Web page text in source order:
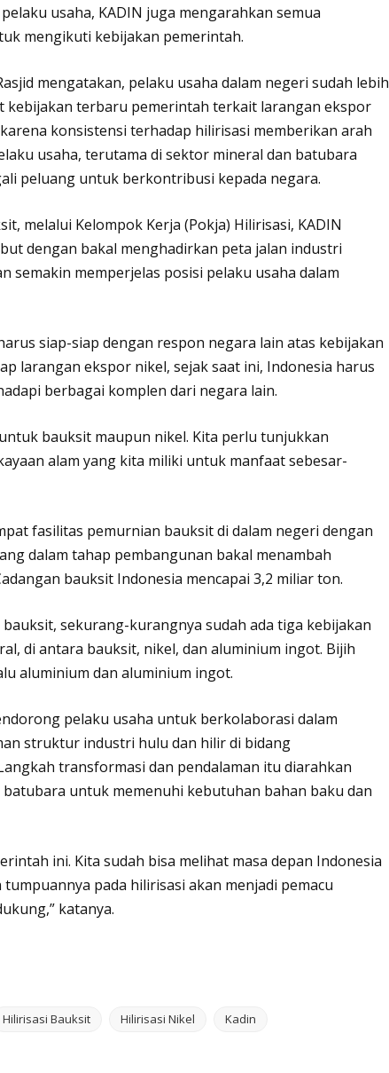
usaha, KADIN juga mengarahkan semua
mengikuti kebijakan pemerintah.
mengatakan, pelaku usaha dalam negeri sudah lebih
kebijakan terbaru pemerintah terkait larangan ekspor
konsistensi terhadap hilirisasi memberikan arah
usaha, terutama di sektor mineral dan batubara
peluang untuk berkontribusi kepada negara.
melalui Kelompok Kerja (Pokja) Hilirisasi, KADIN
dengan bakal menghadirkan peta jalan industri
semakin memperjelas posisi pelaku usaha dalam
siap-siap dengan respon negara lain atas kebijakan
larangan ekspor nikel, sejak saat ini, Indonesia harus
berbagai komplen dari negara lain.
bauksit maupun nikel. Kita perlu tunjukkan
alam yang kita miliki untuk manfaat sebesar-
fasilitas pemurnian bauksit di dalam negeri dengan
dalam tahap pembangunan bakal menambah
bauksit Indonesia mencapai 3,2 miliar ton.
sekurang-kurangnya sudah ada tiga kebijakan
di antara bauksit, nikel, dan aluminium ingot. Bijih
aluminium dan aluminium ingot.
pelaku usaha untuk berkolaborasi dalam
struktur industri hulu dan hilir di bidang
transformasi dan pendalaman itu diarahkan
untuk memenuhi kebutuhan bahan baku dan
ini. Kita sudah bisa melihat masa depan Indonesia
pada hilirisasi akan menjadi pemacu
katanya.
Hilirisasi Bauksit Hilirisasi Nikel Kadin